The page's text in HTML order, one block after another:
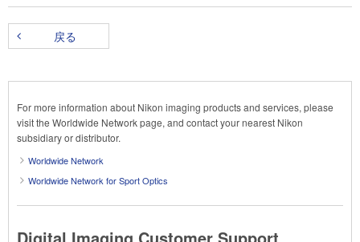
戻る
For more information about Nikon imaging products and services, please
visit the Worldwide Network page, and contact your nearest Nikon
subsidiary or distributor.
Worldwide Network
Worldwide Network for Sport Optics